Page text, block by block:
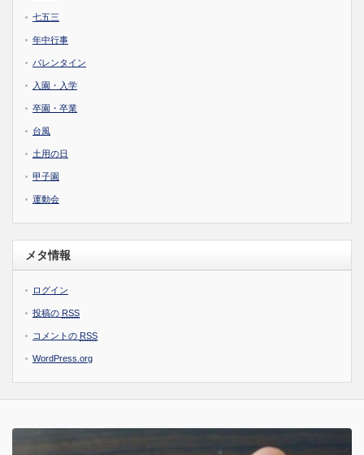
七五三
年中行事
バレンタイン
入園・入学
卒園・卒業
台風
土用の日
甲子園
運動会
メタ情報
ログイン
投稿の RSS
コメントの RSS
WordPress.org